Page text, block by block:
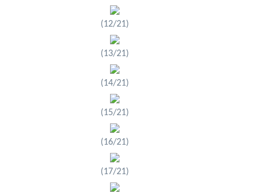
(12/21)
(13/21)
(14/21)
(15/21)
(16/21)
(17/21)